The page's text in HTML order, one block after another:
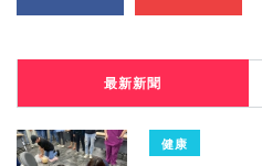
最新新聞
健康